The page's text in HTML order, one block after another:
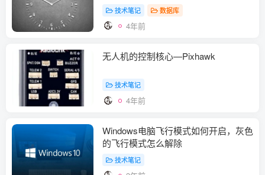
技术笔记 数据库
4年前
无人机的控制核心—Pixhawk
技术笔记
4年前
Windows电脑飞行模式如何开启，灰色
的飞行模式怎么解除
技术笔记